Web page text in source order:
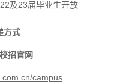
22及23届毕业生开放
方式
招官网
campus